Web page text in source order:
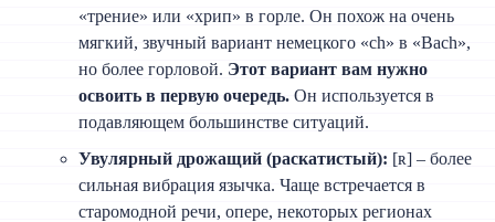
«трение» или «хрип» в горле. Он похож на очень
мягкий, звучный вариант немецкого «ch» в «Bach»,
но более горловой. Этот вариант вам нужно
освоить в первую очередь. Он используется в
подавляющем большинстве ситуаций.
Увулярный дрожащий (раскатистый): [ʀ] – более
сильная вибрация язычка. Чаще встречается в
старомодной речи, опере, некоторых регионах